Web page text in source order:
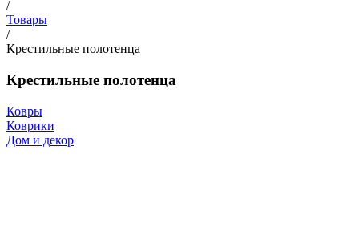
/
Товары
/
Крестильные полотенца
Крестильные полотенца
Ковры
Коврики
Дом и декор